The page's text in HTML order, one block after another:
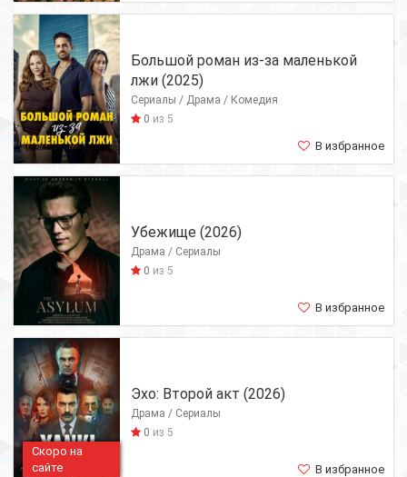
Большой роман из-за маленькой
лжи (2025)
Сериалы / Драма / Комедия
0 из 5
В избранное
Убежище (2026)
Драма / Сериалы
0 из 5
В избранное
Скоро на
сайте
Эхо: Второй акт (2026)
Драма / Сериалы
0 из 5
В избранное